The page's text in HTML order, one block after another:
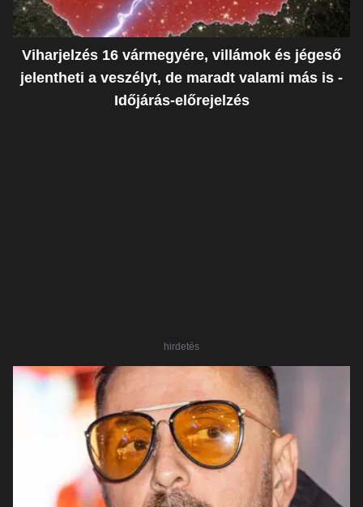
Viharjelzés 16 vármegyére, villámok és jégeső
jelentheti a veszélyt, de maradt valami más is -
Időjárás-előrejelzés
hirdetés